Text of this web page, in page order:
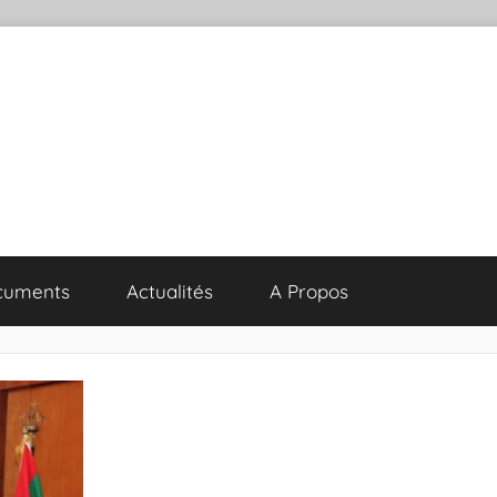
Actualités A Propos